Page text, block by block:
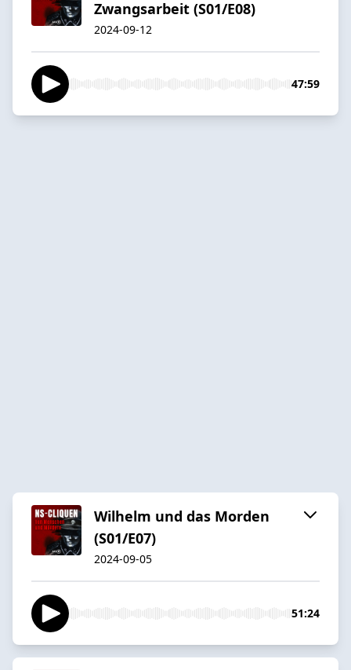
Zwangsarbeit (S01/E08)
2024-09-12
47:59
Wilhelm und das Morden
(S01/E07)
2024-09-05
51:24